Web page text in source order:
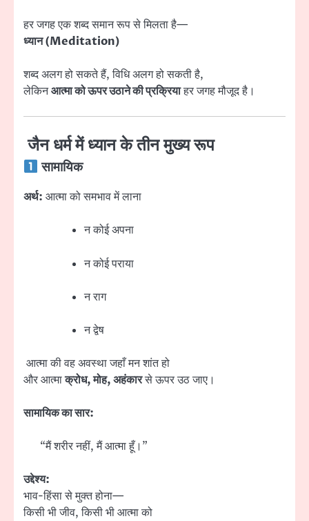
हर जगह एक शब्द समान रूप से मिलता है—
ध्यान (Meditation)
शब्द अलग हो सकते हैं, विधि अलग हो सकती है,
लेकिनआत्मा को ऊपर उठाने की प्रक्रियाहर जगह मौजूद है।
जैन धर्म में ध्यान के तीन मुख्य रूप
सामायिक
अर्थ: आत्मा को समभाव में लाना
न कोई अपना
न कोई पराया
न राग
न द्वेष
आत्मा की वह अवस्था जहाँ मन शांत हो
और आत्माक्रोध, मोह, अहंकारसे ऊपर उठ जाए।
सामायिक का सार:
“मैं शरीर नहीं, मैं आत्मा हूँ।”
उद्देश्य:
भाव-हिंसा से मुक्त होना—
किसी भी जीव, किसी भी आत्मा को